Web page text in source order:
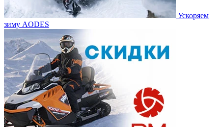
Ускоряем
зиму AODES